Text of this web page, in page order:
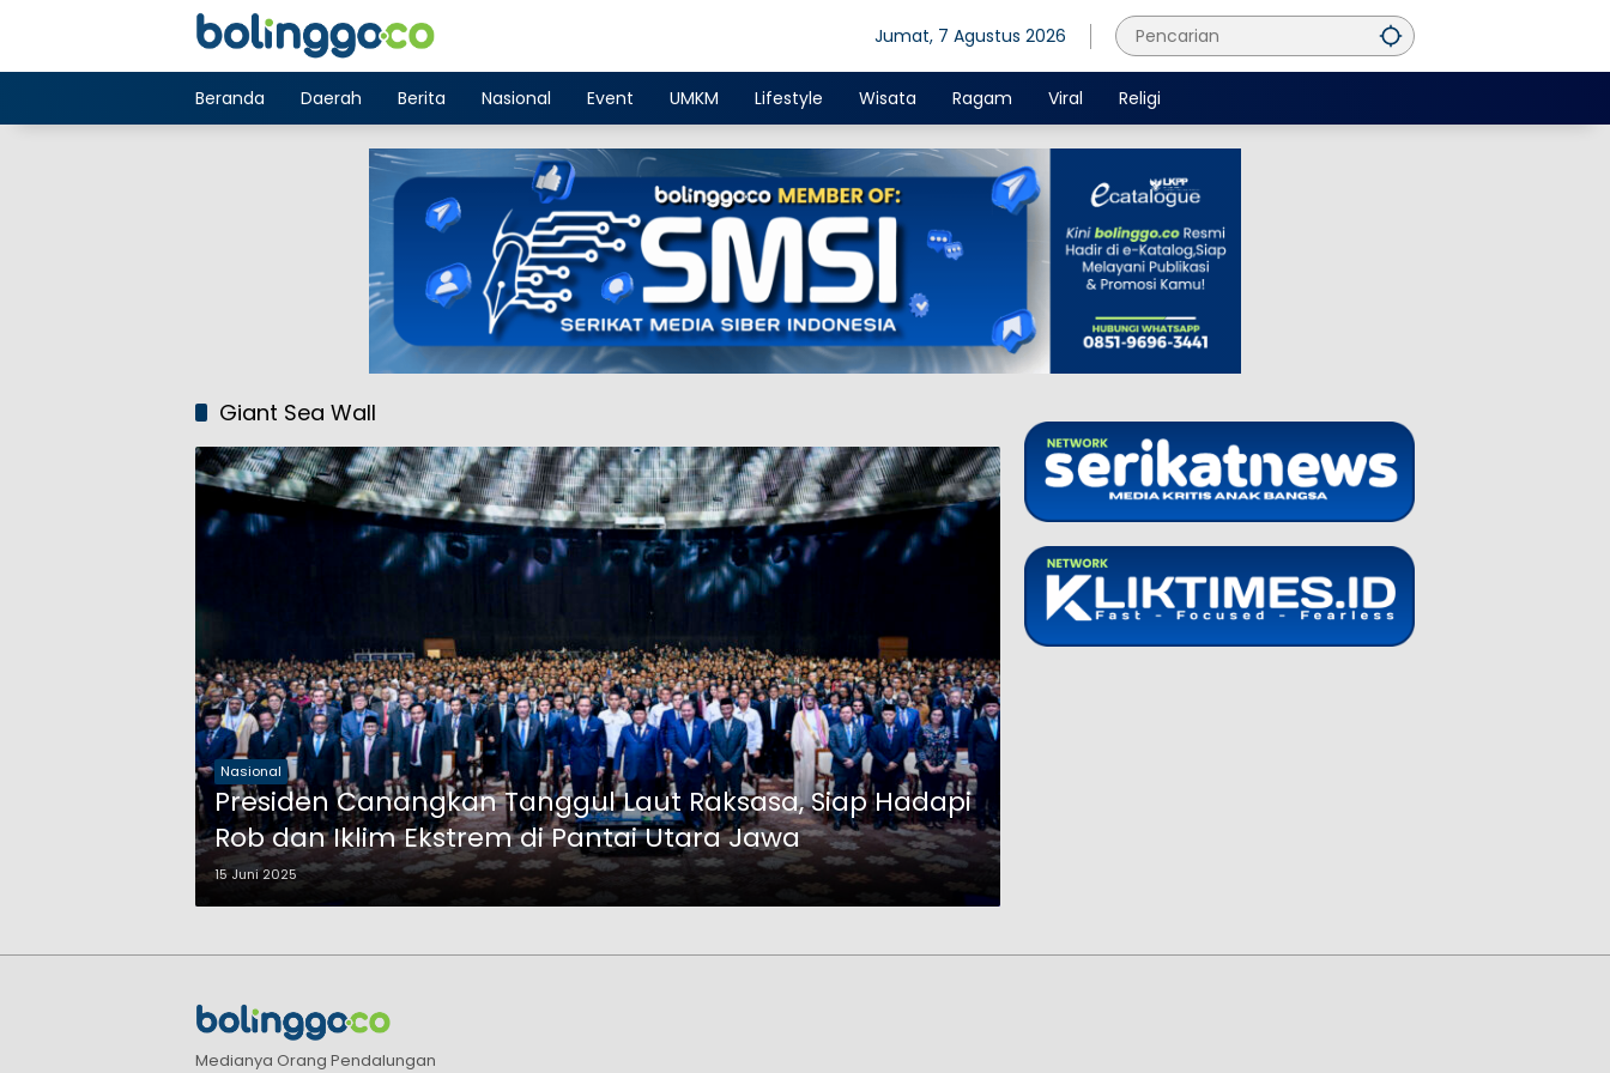
Jumat, 7 Agustus 2026
Beranda Daerah Berita Nasional Event UMKM Lifestyle Wisata Ragam Viral Religi
Giant Sea Wall
Nasional
Presiden Canangkan Tanggul Laut Raksasa, Siap Hadapi
Rob dan Iklim Ekstrem di Pantai Utara Jawa
15 Juni 2025
Medianya Orang Pendalungan